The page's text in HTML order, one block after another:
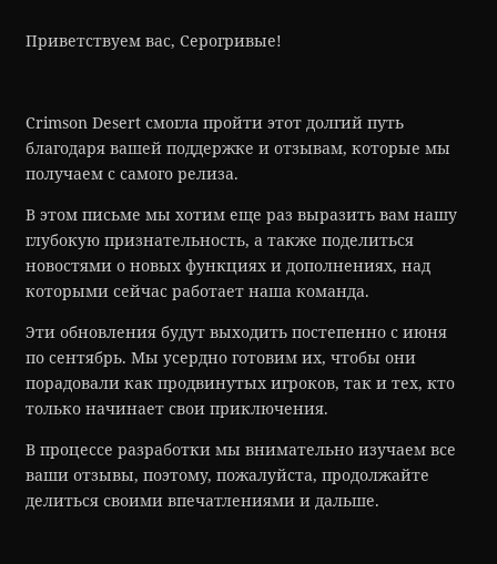
o
k
Приветствуем вас, Серогривые!
Crimson Desert смогла пройти этот долгий путь
благодаря вашей поддержке и отзывам, которые мы
получаем с самого релиза.
В этом письме мы хотим еще раз выразить вам нашу
глубокую признательность, а также поделиться
новостями о новых функциях и дополнениях, над
которыми сейчас работает наша команда.
Эти обновления будут выходить постепенно с июня
по сентябрь. Мы усердно готовим их, чтобы они
порадовали как продвинутых игроков, так и тех, кто
только начинает свои приключения.
В процессе разработки мы внимательно изучаем все
ваши отзывы, поэтому, пожалуйста, продолжайте
делиться своими впечатлениями и дальше.